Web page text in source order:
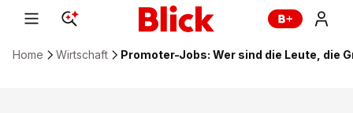
Home Wirtschaft Promoter-Jobs: Wer sind die Leute, die